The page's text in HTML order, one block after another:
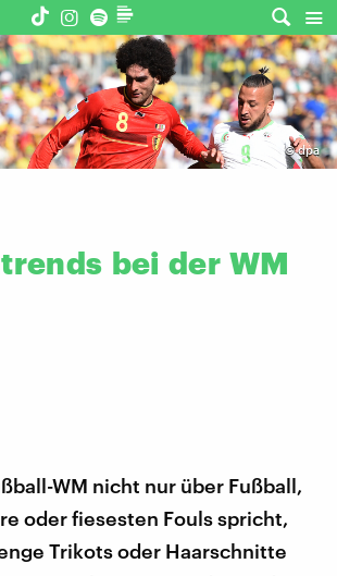
©dpa
bei der WM
WM nicht nur über Fußball,
oder fiesesten Fouls spricht,
Trikots oder Haarschnitte